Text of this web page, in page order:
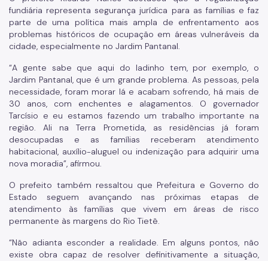
fundiária representa segurança jurídica para as famílias e faz
parte de uma política mais ampla de enfrentamento aos
problemas históricos de ocupação em áreas vulneráveis da
cidade, especialmente no Jardim Pantanal.
“A gente sabe que aqui do ladinho tem, por exemplo, o
Jardim Pantanal, que é um grande problema. As pessoas, pela
necessidade, foram morar lá e acabam sofrendo, há mais de
30 anos, com enchentes e alagamentos. O governador
Tarcísio e eu estamos fazendo um trabalho importante na
região. Ali na Terra Prometida, as residências já foram
desocupadas e as famílias receberam atendimento
habitacional, auxílio-aluguel ou indenização para adquirir uma
nova moradia”, afirmou.
O prefeito também ressaltou que Prefeitura e Governo do
Estado seguem avançando nas próximas etapas de
atendimento às famílias que vivem em áreas de risco
permanente às margens do Rio Tietê.
“Não adianta esconder a realidade. Em alguns pontos, não
existe obra capaz de resolver definitivamente a situação,